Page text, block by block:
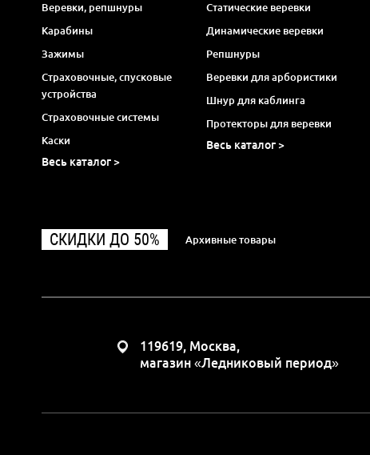
Веревки, репшнуры
Карабины
Зажимы
Страховочные, спусковые
устройства
Страховочные системы
Каски
Весь каталог >
Статические веревки
Динамические веревки
Репшнуры
Веревки для арбористики
Шнур для каблинга
Протекторы для веревки
Весь каталог >
СКИДКИ ДО 50% Архивные товары
119619, Москва,
магазин «Ледниковый период»